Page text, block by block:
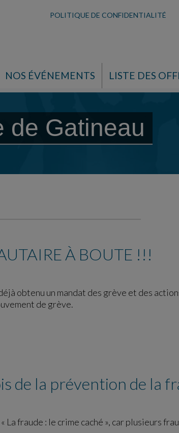
POLITIQUE DE CONFIDENTIALITÉ
NOS ÉVÉNEMENTS LISTE DES
de Gatineau
À BOUTE !!!
obtenu un mandat des grève et des
de grève.
de la prévention de la
La fraude : le crime caché », car plusieurs